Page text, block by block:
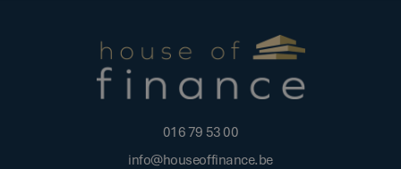
016 79 53 00
info@houseoffinance.be